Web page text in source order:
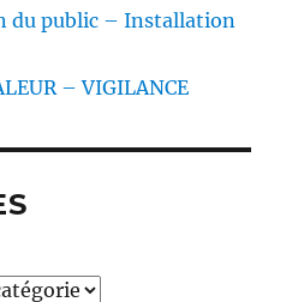
du public – Installation
– VIGILANCE